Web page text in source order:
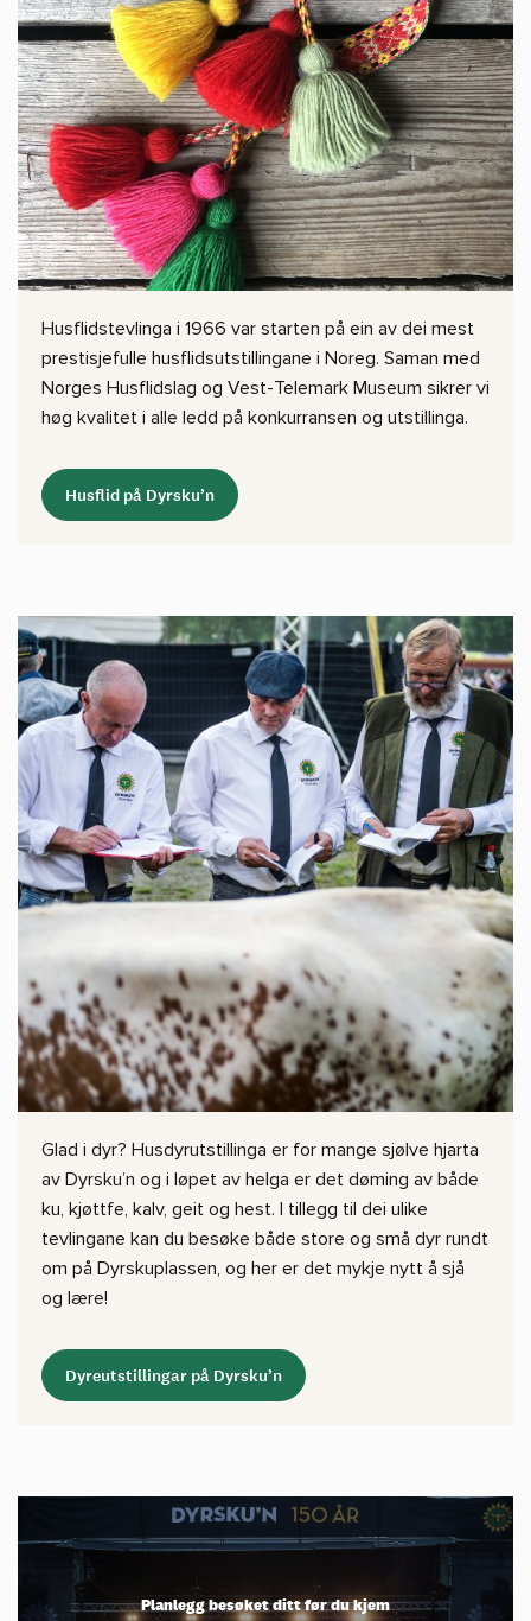
Husflidstevlinga i 1966 var starten på ein av dei mest
prestisjefulle husflidsutstillingane i Noreg. Saman med
Norges Husflidslag og Vest-Telemark Museum sikrer vi
høg kvalitet i alle ledd på konkurransen og utstillinga.
Husflid på Dyrsku’n
Glad i dyr? Husdyrutstillinga er for mange sjølve hjarta
av Dyrsku’n og i løpet av helga er det døming av både
ku, kjøttfe, kalv, geit og hest. I tillegg til dei ulike
tevlingane kan du besøke både store og små dyr rundt
om på Dyrskuplassen, og her er det mykje nytt å sjå
og lære!
Dyreutstillingar på Dyrsku’n
Planlegg besøket ditt før du kjem